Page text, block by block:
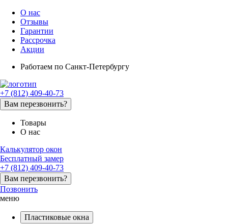
О нас
Отзывы
Гарантии
Рассрочка
Акции
Работаем по Санкт-Петербургу
+7 (812) 409-40-73
Вам перезвонить?
Товары
О нас
Калькулятор окон
Бесплатный замер
+7 (812) 409-40-73
Вам перезвонить?
Позвонить
меню
Пластиковые окна